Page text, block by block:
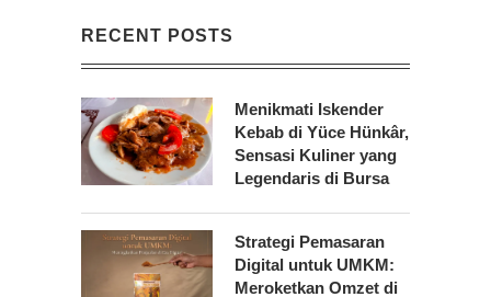
RECENT POSTS
Menikmati Iskender
Kebab di Yüce Hünkâr,
Sensasi Kuliner yang
Legendaris di Bursa
Strategi Pemasaran
Digital untuk UMKM:
Meroketkan Omzet di